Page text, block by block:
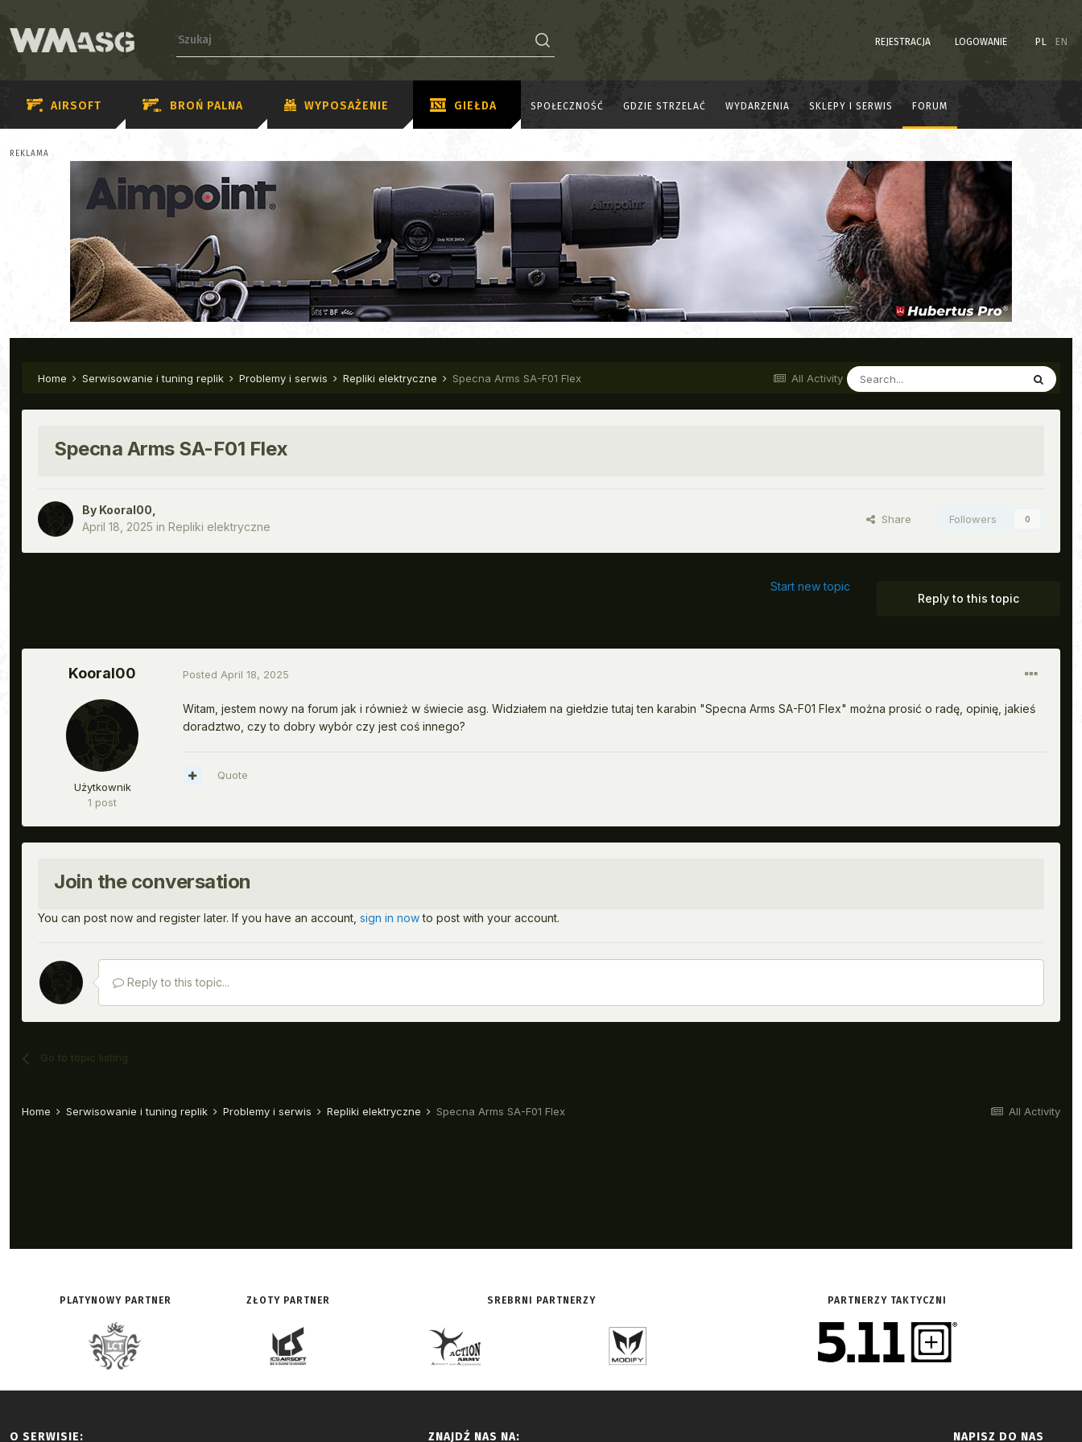
REJESTRACJA LOGOWANIE PL EN
AIRSOFT BROŃ PALNA WYPOSAŻENIE GIEŁDA SPOŁECZNOŚĆ GDZIE STRZELAĆ WYDARZENIA SKLEPY I SERWIS FORUM
REKLAMA
PLATYNOWY PARTNER ZŁOTY PARTNER SREBRNI PARTNERZY PARTNERZY TAKTYCZNI
O SERWISIE: ZNAJDŹ NAS NA: NAPISZ DO NAS